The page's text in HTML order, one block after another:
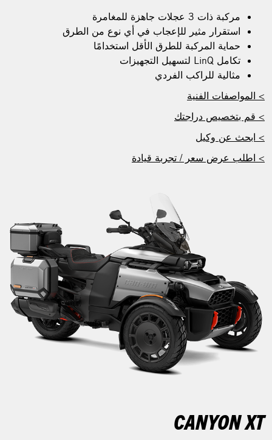
مركبة ذات 3 عجلات جاهزة للمغامرة
استقرار مثير للإعجاب في أي نوع من الطرق
حماية المركبة للطرق الأقل استخدامًا
تكامل LinQ لتسهيل التجهيزات
مثالية للراكب الفردي
> المواصفات الفنية
> قم بتخصيص دراجتك
> ابحث عن وكيل
> اطلب عرض سعر / تجربة قيادة
CANYON XT